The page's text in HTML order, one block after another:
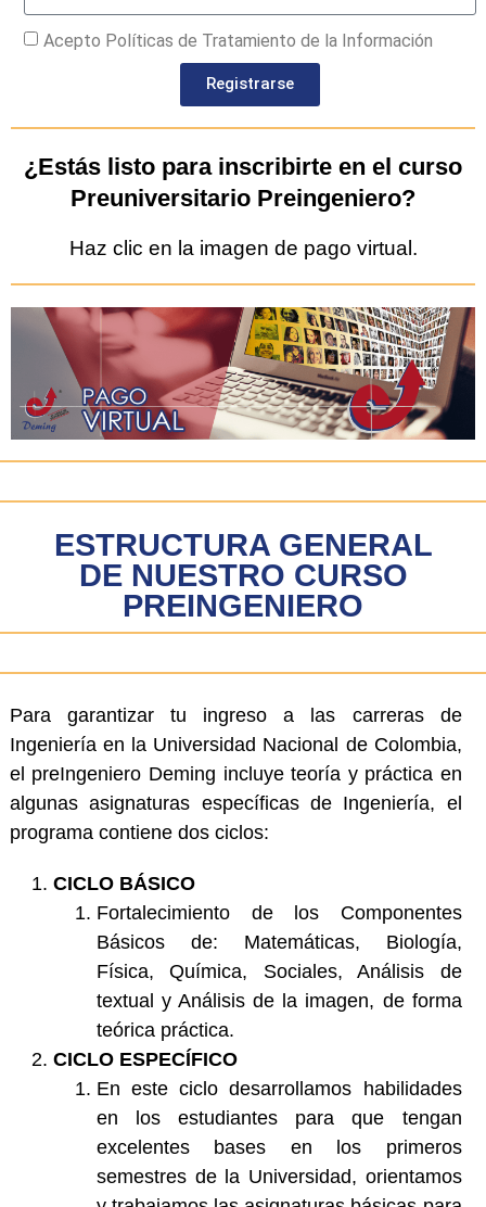
Acepto Políticas de Tratamiento de la Información
Registrarse
¿Estás listo para inscribirte en el curso
Preuniversitario Preingeniero?
Haz clic en la imagen de pago virtual.
ESTRUCTURA GENERAL
DE NUESTRO CURSO
PREINGENIERO
Para garantizar tu ingreso a las carreras de
Ingeniería en la Universidad Nacional de Colombia,
el preIngeniero Deming incluye teoría y práctica en
algunas asignaturas específicas de Ingeniería, el
programa contiene dos ciclos:
CICLO BÁSICO
Fortalecimiento de los Componentes
Básicos de: Matemáticas, Biología,
Física, Química, Sociales, Análisis de
textual y Análisis de la imagen, de forma
teórica práctica.
CICLO ESPECÍFICO
En este ciclo desarrollamos habilidades
en los estudiantes para que tengan
excelentes bases en los primeros
semestres de la Universidad, orientamos